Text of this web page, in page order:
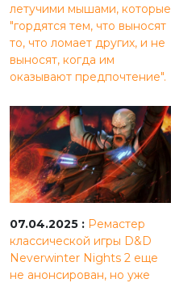
летучими мышами, которые
"гордятся тем, что выносят
то, что ломает других, и не
выносят, когда им
оказывают предпочтение".
07.04.2025 : Ремастер
классической игры D&D
Neverwinter Nights 2 еще
не анонсирован, но уже